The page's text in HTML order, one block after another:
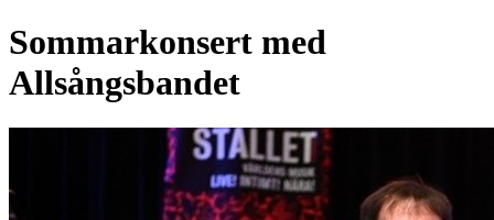
Sommarkonsert med
Allsångsbandet